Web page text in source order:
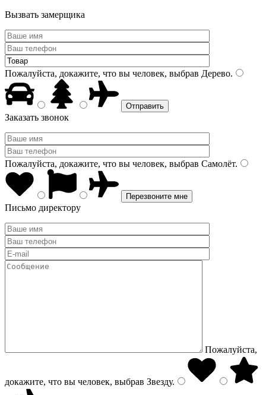
Вызвать замерщика
Пожалуйста, докажите, что вы человек, выбрав Дерево.
Заказать звонок
Пожалуйста, докажите, что вы человек, выбрав Самолёт.
Письмо директору
Пожалуйста,
докажите, что вы человек, выбрав Звезду.